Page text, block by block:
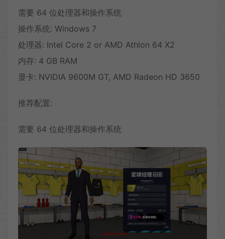
需要 64 位处理器和操作系统
操作系统: Windows 7
处理器: Intel Core 2 or AMD Athlon 64 X2
内存: 4 GB RAM
显卡: NVIDIA 9600M GT, AMD Radeon HD 3650
推荐配置:
需要 64 位处理器和操作系统